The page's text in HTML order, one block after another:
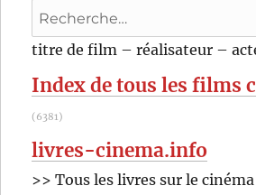
Recherche
pour
:
titre de film – réalisateur –
Index de tous les films
(6381)
livres-cinema.info
>> Tous les livres sur le cinéma